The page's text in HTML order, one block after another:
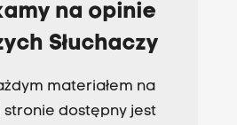
na opinie
Słuchaczy
materiałem na
stronie dostępny jest